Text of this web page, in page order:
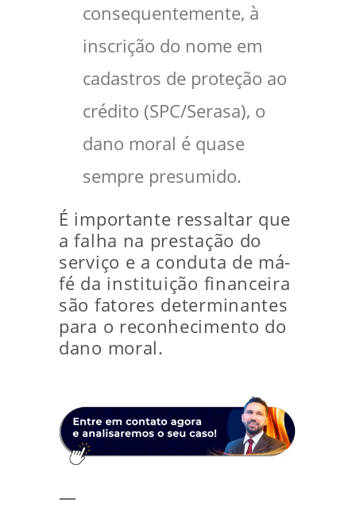
consequentemente, à
inscrição do nome em
cadastros de proteção ao
crédito (SPC/Serasa), o
dano moral é quase
sempre presumido.
É importante ressaltar que
a falha na prestação do
serviço e a conduta de má-
fé da instituição financeira
são fatores determinantes
para o reconhecimento do
dano moral.
—